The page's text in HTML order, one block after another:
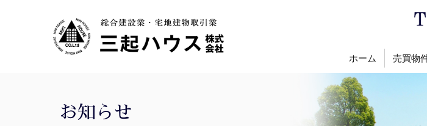
ホーム 売買物
お知らせ